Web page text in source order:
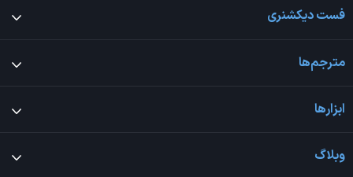
فست دیکشنری
مترجم‌ها
ابزارها
وبلاگ